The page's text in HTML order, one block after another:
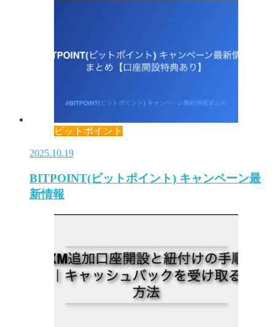
ビットポイント
2025.10.19
BITPOINT(ビットポイント) キャンペーン最
新情報